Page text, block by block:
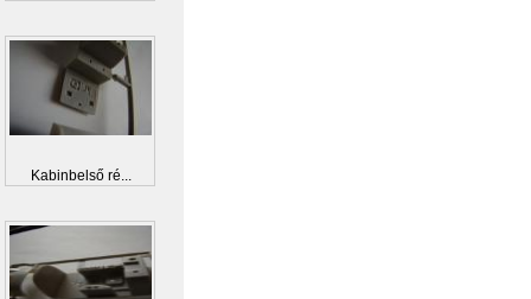
Kabinbelső ré...